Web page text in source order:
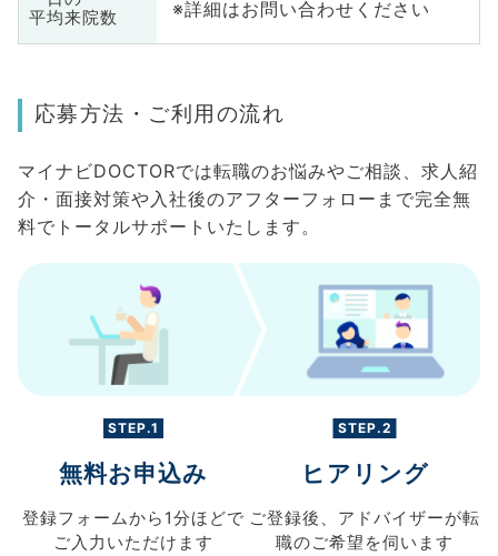
平均来院数
※詳細はお問い合わせください
応募方法・ご利用の流れ
マイナビDOCTORでは転職のお悩みやご相談、求人紹
介・面接対策や入社後のアフターフォローまで完全無
料でトータルサポートいたします。
STEP.1
無料お申込み
登録フォームから 1分ほどで
ご入力 いただけます
STEP.2
ヒアリング
ご登録後、 アドバイザーが転
職のご希望を伺います